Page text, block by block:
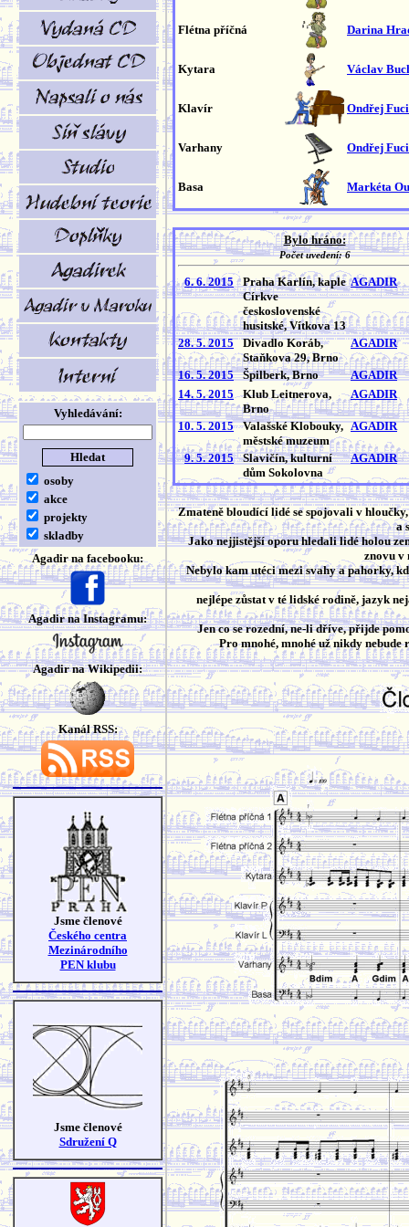
Vyhledávání:
osoby
akce
projekty
skladby
Agadir na facebooku:
Agadir na Instagramu:
Agadir na Wikipedii:
Kanál RSS:
Jsme členové
Českého centra
Mezinárodního
PEN klubu
Jsme členové
Sdružení Q
Flétna příčná Darina
Kytara Václav
Klavír Ondřej
Varhany Ondřej
Basa Markéta
Bylo hráno:
Počet uvedení: 6
6. 6. 2015
Praha Karlín, kaple
Církve
československé
husitské, Vítkova 13
AGADIR
28. 5. 2015
Divadlo Koráb,
Staňkova 29, Brno
AGADIR
16. 5. 2015 Špilberk, Brno
AGADIR
14. 5. 2015
Klub Leitnerova,
Brno
AGADIR
10. 5. 2015
Valašské Klobouky,
městské muzeum
AGADIR
9. 5. 2015
Slavičín, kulturní
dům Sokolovna
AGADIR
Zmateně bloudící lidé se spojovali v
a
Jako nejjistější oporu hledali lidé holou
znovu v
Nebylo kam utéci mezi svahy a pahorky,
nejlépe zůstat v té lidské rodině, jazyk
Jen co se rozední, ne-li dříve, přijde
Pro mnohé, mnohé už nikdy